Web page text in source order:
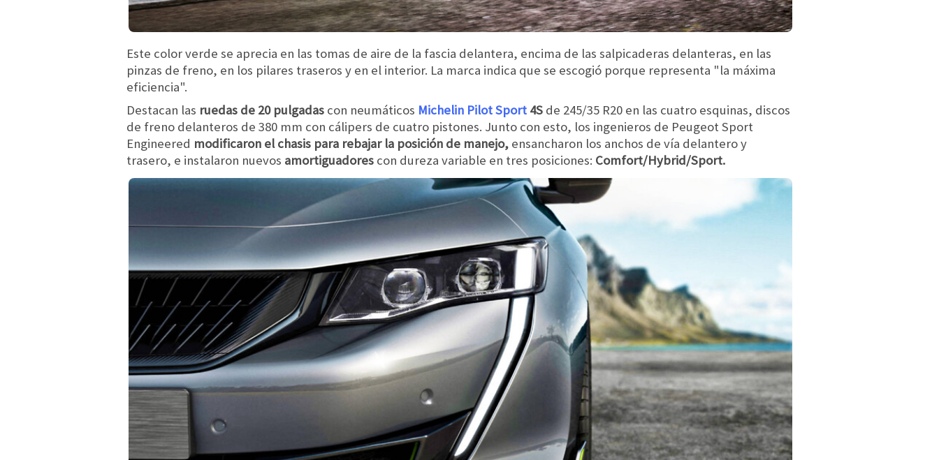
Este color verde se aprecia en las tomas de aire de la fascia delantera, encima de las salpicaderas delanteras, en las
pinzas de freno, en los pilares traseros y en el interior. La marca indica que se escogió porque representa "la máxima
eficiencia".
Destacan las ruedas de 20 pulgadas con neumáticos Michelin Pilot Sport 4S de 245/35 R20 en las cuatro esquinas, discos
de freno delanteros de 380 mm con cálipers de cuatro pistones. Junto con esto, los ingenieros de Peugeot Sport
Engineered modificaron el chasis para rebajar la posición de manejo, ensancharon los anchos de vía delantero y
trasero, e instalaron nuevos amortiguadores con dureza variable en tres posiciones: Comfort/Hybrid/Sport.